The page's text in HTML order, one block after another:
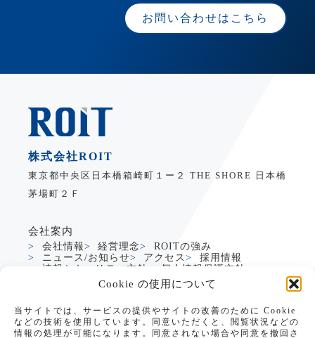
Cookie の使用について
当サイトでは、サービスの提供やサイトの改善のために Cookie
などの技術を使用しています。同意いただくと、閲覧状況などの
情報の処理が可能になります。同意されない場合や同意を撤回さ
お問い合わせはこちら
株式会社ROIT
東京都中央区日本橋箱崎町１ー２ THE SHORE 日本橋
茅場町２Ｆ
会社案内
会社情報 経営理念
ROITの強み
ニュース/お知らせ
アクセス
採用情報
情報セキュリティ方針
個人情報保護方針
製造業DXサービス
グローバルDXサービス
Dynamics365支援
生成AI活用支援